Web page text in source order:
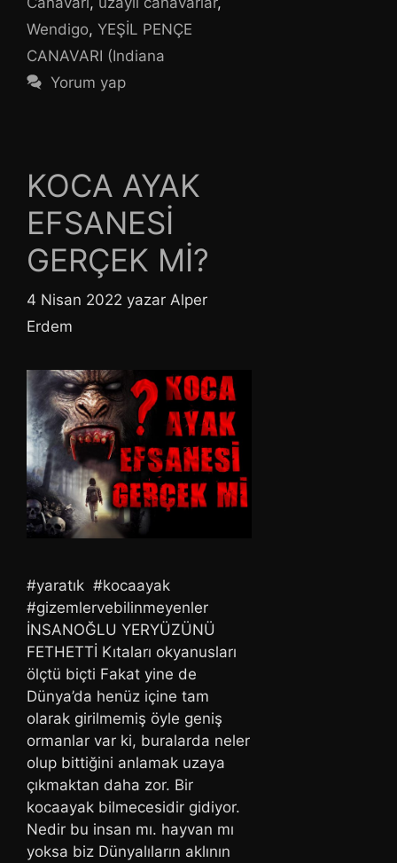
Wendigo, YEŞİL PENÇE
CANAVARI (Indiana
Yorum yap
KOCA AYAK
EFSANESİ
GERÇEK Mİ?
4 Nisan 2022 yazar Alper
Erdem
#yaratık #kocaayak
#gizemlervebilinmeyenler
İNSANOĞLU YERYÜZÜNÜ
FETHETTİ Kıtaları okyanusları
ölçtü biçti Fakat yine de
Dünya’da henüz içine tam
olarak girilmemiş öyle geniş
ormanlar var ki, buralarda neler
olup bittiğini anlamak uzaya
çıkmaktan daha zor. Bir
kocaayak bilmecesidir gidiyor.
Nedir bu insan mı. hayvan mı
yoksa biz Dünyalıların aklının